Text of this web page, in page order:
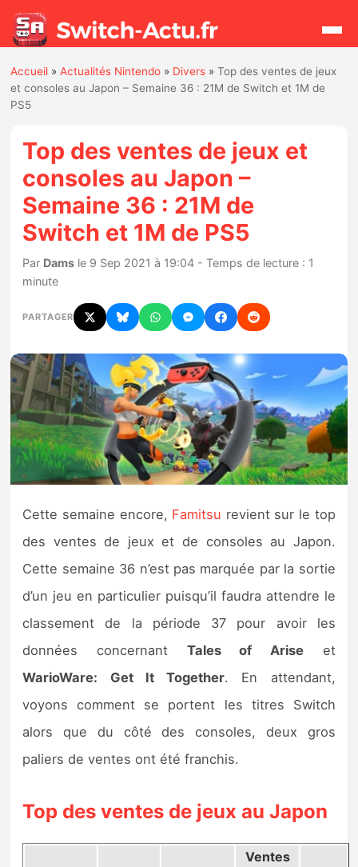
Rechercher
Actualités
Jeux
Hardware
Mises à jour
Chiffres de ventes
Rumeurs
Nintendo Direct
Tests et previews
Tests de jeux
Tests d’accessoires
Autres tests
Previews
Précommandes
Précommandes jeux Switch 2
Sorties de jeux
Accueil »Actualités Nintendo » Divers »Top des ventes de jeux
et consoles au Japon – Semaine 36 : 21M de Switch et 1M de
PS5
Top des ventes de jeux et
consoles au Japon –
Semaine 36 : 21M de
Switch et 1M de PS5
Par Dams le 9 Sep 2021 à 19:04 - Temps de lecture : 1
minute
PARTAGER
Cette semaine encore, Famitsu revient sur le top
des ventes de jeux et de consoles au Japon.
Cette semaine 36 n’est pas marquée par la sortie
d’un jeu en particulier puisqu’il faudra attendre le
classement de la période 37 pour avoir les
données concernant Tales of Arise et
WarioWare: Get It Together. En attendant,
voyons comment se portent les titres Switch
alors que du côté des consoles, deux gros
paliers de ventes ont été franchis.
Top des ventes de jeux au Japon
Ventes